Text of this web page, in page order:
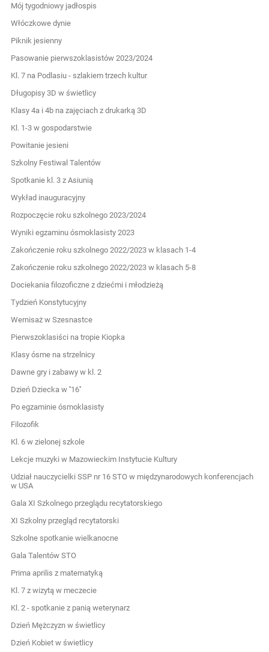
Mój tygodniowy jadłospis
Włóczkowe dynie
Piknik jesienny
Pasowanie pierwszoklasistów 2023/2024
Kl. 7 na Podlasiu - szlakiem trzech kultur
Długopisy 3D w świetlicy
Klasy 4a i 4b na zajęciach z drukarką 3D
Kl. 1-3 w gospodarstwie
Powitanie jesieni
Szkolny Festiwal Talentów
Spotkanie kl. 3 z Asiunią
Wykład inauguracyjny
Rozpoczęcie roku szkolnego 2023/2024
Wyniki egzaminu ósmoklasisty 2023
Zakończenie roku szkolnego 2022/2023 w klasach 1-4
Zakończenie roku szkolnego 2022/2023 w klasach 5-8
Dociekania filozoficzne z dziećmi i młodzieżą
Tydzień Konstytucyjny
Wernisaż w Szesnastce
Pierwszoklasiści na tropie Kiopka
Klasy ósme na strzelnicy
Dawne gry i zabawy w kl. 2
Dzień Dziecka w ''16''
Po egzaminie ósmoklasisty
Filozofik
Kl. 6 w zielonej szkole
Lekcje muzyki w Mazowieckim Instytucie Kultury
Udział nauczycielki SSP nr 16 STO w międzynarodowych konferencjach
w USA
Gala XI Szkolnego przeglądu recytatorskiego
XI Szkolny przegląd recytatorski
Szkolne spotkanie wielkanocne
Gala Talentów STO
Prima aprilis z matematyką
Kl. 7 z wizytą w meczecie
Kl. 2 - spotkanie z panią weterynarz
Dzień Mężczyzn w świetlicy
Dzień Kobiet w świetlicy